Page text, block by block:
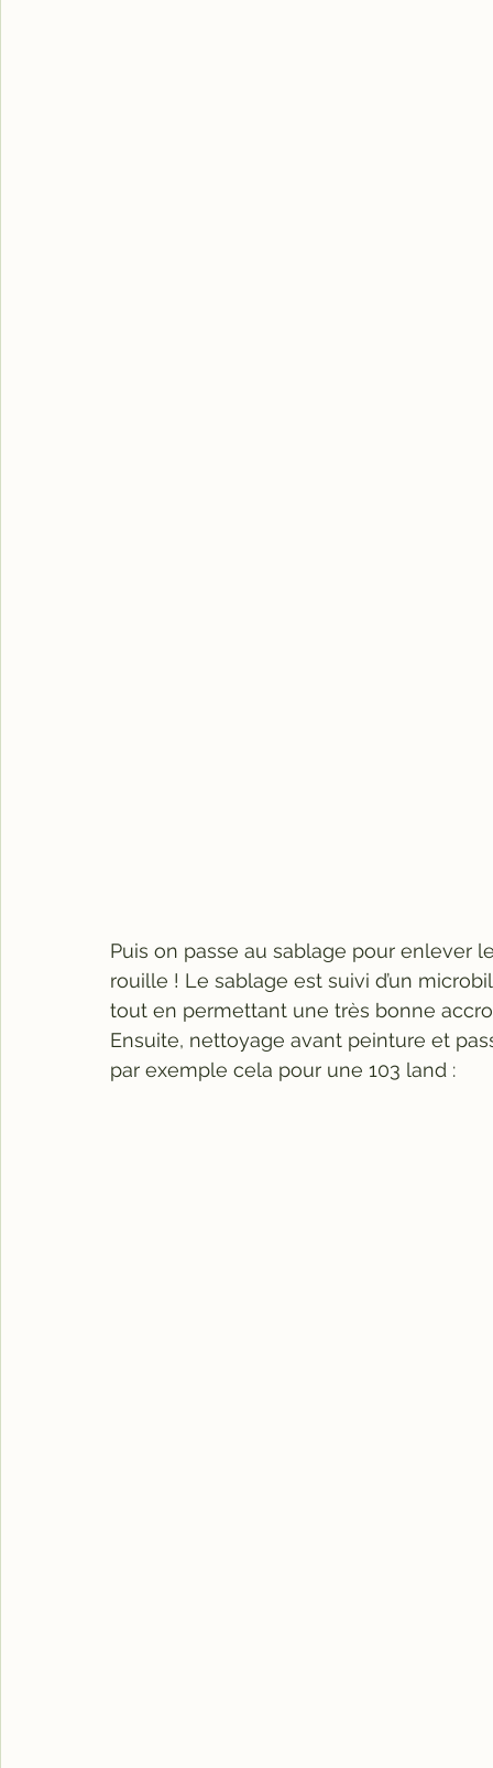
Puis on passe au sablage pour enlever
rouille ! Le sablage est suivi d’un
tout en permettant une très bonne
Ensuite, nettoyage avant peinture et
par exemple cela pour une 103 land :